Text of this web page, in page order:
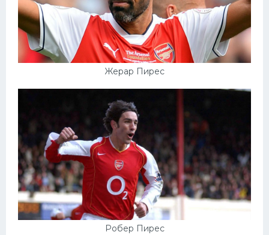
Жерар Пирес
Робер Пирес